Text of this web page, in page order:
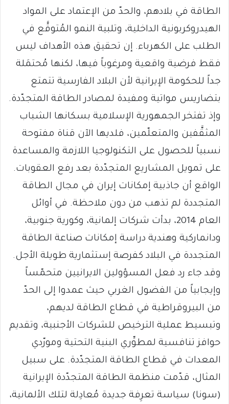
الطاقة في بلادهم، والحدّ من الإعتماد على المواد
الهيدروكربونية الداخلية، وتلبية النمو المُتوقَّع في
الطلب على الكهرباء. إن تحقيق هذه الأهداف ليس
فقط فرضية واقعية ومرغوباً فيها، لكنها مُحتمَلة
جداً للحكومة الإيرانية لأن البلاد الفارسية تتمتع
بتضاريس مواتية ومفيدة لمصادر الطاقة المتجدّدة.
وإذ تفتخر الجمهورية الإسلامية بسكانها الشباب
المثقَّفين والمتعلّمين، فلديها الآن قناة مفتوحة
نسبياً للحصول على التكنولوجيا اللازمة والمساعدة
على تمويل المشاريع المتجدّدة بعد رفع العقوبات.
الواقع أن جاذبية إمكانات إيران في مجال الطاقة
المتجددة لم تذهب من دون ملاحظة. في أوائل
العام 2014، بدأت شركات إلمانية، وكورية جنوبية،
ودانماركية وهندية دراسة إمكانات صناعة الطاقة
المتجددة في البلاد كفرصة إستثمارية طويلة الأجل.
وقد جاء رد فعل المسؤولين الايرانيين متحمّساً
وإيجابياً من الفضول الغربي حيث عمدوا إلى الحدّ
من البيروقراطية في قطاع الطاقة لديهم،
وتبسيط عملية الترخيص للشركات الأجنبية، وتقديم
حوافز تنافسية لمطوِّري البنية التحتية ومورّدي
المعدات في قطاع الطاقة المتجدّدة. على سبيل
المثال، قدّمت منظمة الطاقة المتجدّدة الإيرانية
(سونا) سياسة تعرِفة جديدة مُعادِلة لتلك الألمانية،